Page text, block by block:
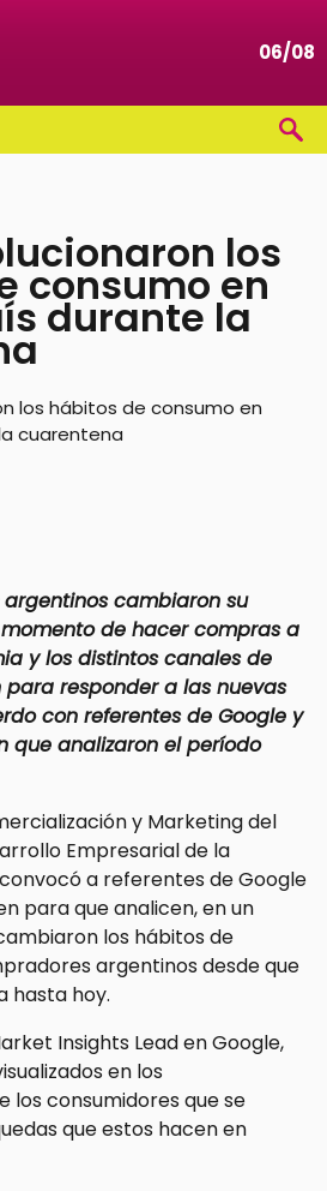
06/08
los
consumo en
durante la
cambiaron su
de hacer compras a
y los distintos canales de
responder a las nuevas
con referentes de Google y
que analizaron el período
y Marketing del
Empresarial de la
a referentes de Google
para que analicen, en un
los hábitos de
argentinos desde que
hasta hoy.
Insights Lead en Google,
en los
consumidores que se
que estos hacen en